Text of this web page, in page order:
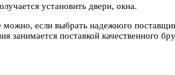
установить двери, окна.
если выбрать надежного
занимается поставкой качественного